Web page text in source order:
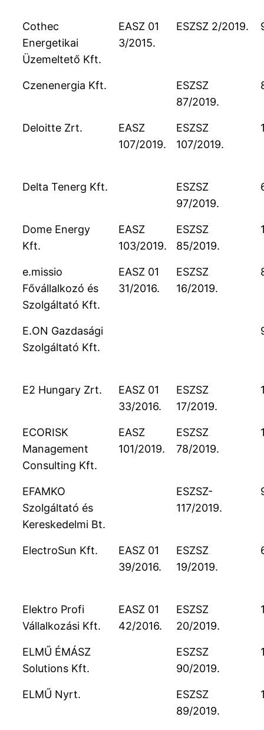
Cothec
Energetikai
Üzemeltető Kft.
EASZ 01
3/2015.
ESZSZ 2/2019.
Czenenergia Kft.
ESZSZ
87/2019.
Deloitte Zrt.
EASZ
107/2019.
ESZSZ
107/2019.
Delta Tenerg Kft.
ESZSZ
97/2019.
Dome Energy
Kft.
EASZ
103/2019.
ESZSZ
85/2019.
e.missio
Fővállalkozó és
Szolgáltató Kft.
EASZ 01
31/2016.
ESZSZ
16/2019.
E.ON Gazdasági
Szolgáltató Kft.
E2 Hungary Zrt.
EASZ 01
33/2016.
ESZSZ
17/2019.
ECORISK
Management
Consulting Kft.
EASZ
101/2019.
ESZSZ
78/2019.
EFAMKO
Szolgáltató és
Kereskedelmi Bt.
ESZSZ-
117/2019.
ElectroSun Kft.
EASZ 01
39/2016.
ESZSZ
19/2019.
Elektro Profi
Vállalkozási Kft.
EASZ 01
42/2016.
ESZSZ
20/2019.
ELMŰ ÉMÁSZ
Solutions Kft.
ESZSZ
90/2019.
ELMŰ Nyrt.
ESZSZ
89/2019.